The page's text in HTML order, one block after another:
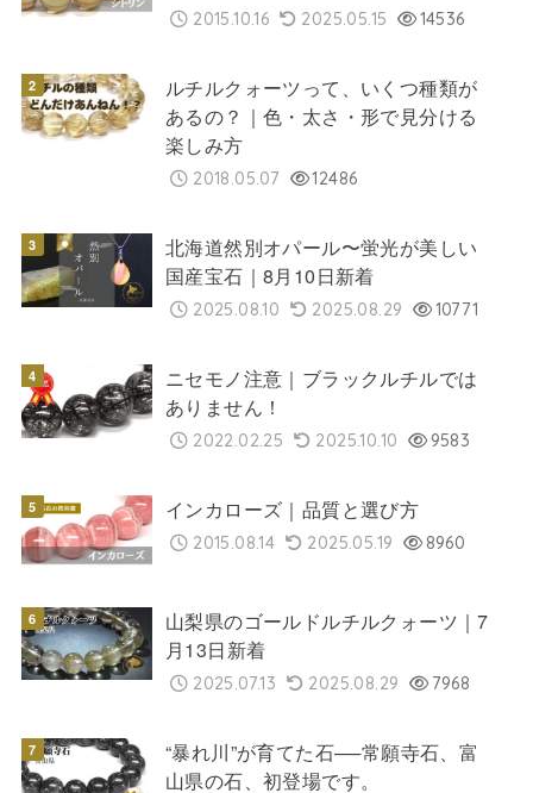
2015.10.16 2025.05.15 14536
ルチルクォーツって、いくつ種類が
あるの？｜色・太さ・形で見分ける
楽しみ方
2018.05.07 12486
北海道然別オパール〜蛍光が美しい
国産宝石｜8月10日新着
2025.08.10 2025.08.29 10771
ニセモノ注意｜ブラックルチルでは
ありません！
2022.02.25 2025.10.10 9583
インカローズ｜品質と選び方
2015.08.14 2025.05.19 8960
山梨県のゴールドルチルクォーツ｜7
月13日新着
2025.07.13 2025.08.29 7968
“暴れ川”が育てた石──常願寺石、富
山県の石、初登場です。